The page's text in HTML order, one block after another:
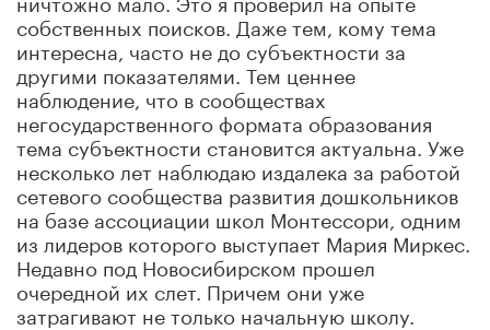
собственных поисков. Даже тем, кому тема
интересна, часто не до субъектности за
другими показателями. Тем ценнее
наблюдение, что в сообществах
негосударственного формата образования
тема субъектности становится актуальна. Уже
несколько лет наблюдаю издалека за работой
сетевого сообщества развития дошкольников
на базе ассоциации школ Монтессори, одним
из лидеров которого выступает Мария Миркес.
Недавно под Новосибирском прошел
очередной их слет. Причем они уже
затрагивают не только начальную школу.